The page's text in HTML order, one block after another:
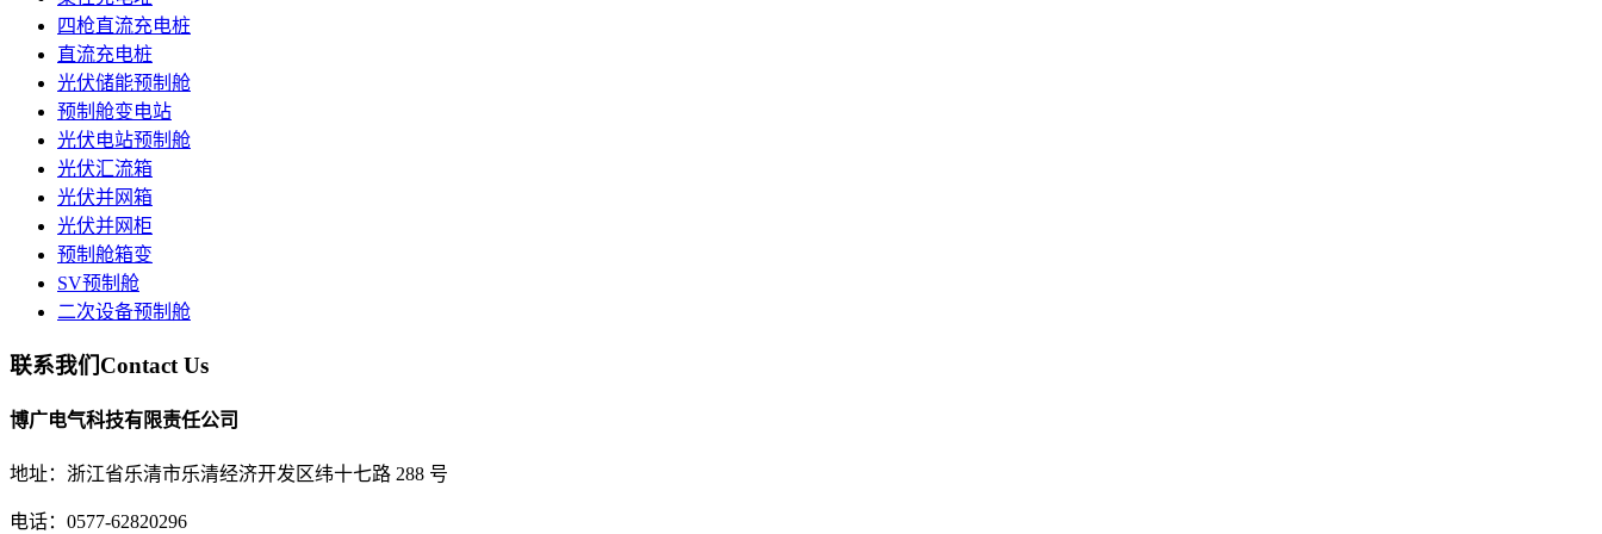
四枪直流充电桩
直流充电桩
光伏储能预制舱
预制舱变电站
光伏电站预制舱
光伏汇流箱
光伏并网箱
光伏并网柜
预制舱箱变
SV预制舱
二次设备预制舱
联系我们Contact Us
博广电气科技有限责任公司
地址：浙江省乐清市乐清经济开发区纬十七路 288 号
电话：0577-62820296